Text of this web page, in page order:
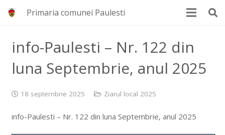
Primaria comunei Paulesti
info-Paulesti – Nr. 122 din
luna Septembrie, anul 2025
18 septembrie 2025 Ziarul local 2025
info-Paulesti – Nr. 122 din luna Septembrie, anul 2025